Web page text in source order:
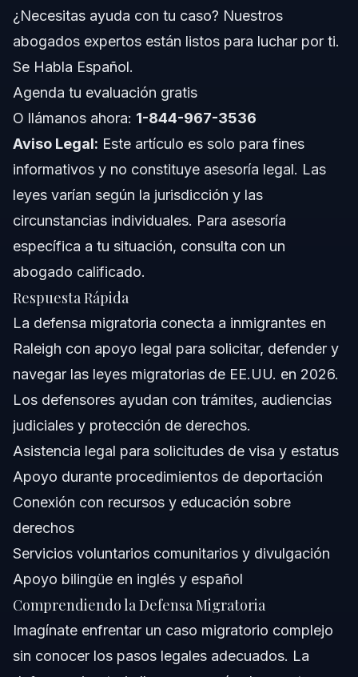
Costos y Tarifas: Qué Influye en el Precio de tu
Defensa Migratoria
Notas para Carolina del Norte, Florida y Todo el
País
Notas sobre Carolina del Norte
Conceptos Nacionales (Solo General)
Cuándo Llamar a un Abogado Ya
Sobre Vasquez Law Firm
Confianza y Experiencia del Abogado
Preguntas Frecuentes
¿Puedo simplemente llamar a ICE para denunciar a
¿Cuáles son algunos grupos de defensa de inmigrantes
en Raleigh?
mí?
¿Qué derechos tienen los inmigrantes durante los
¿Pueden los defensores de inmigración ayudar con la
defensa contra la deportación?
¿Qué debo preparar antes de reunirme con un defensor
Fuentes y Referencias
¿Necesitas ayuda con tu caso? Nuestros
abogados expertos están listos para luchar por ti.
Se Habla Español.
Agenda tu evaluación gratis
O llámanos ahora: 1-844-967-3536
Aviso Legal: Este artículo es solo para fines
informativos y no constituye asesoría legal. Las
leyes varían según la jurisdicción y las
circunstancias individuales. Para asesoría
específica a tu situación, consulta con un
abogado calificado.
Respuesta Rápida
La defensa migratoria conecta a inmigrantes en
Raleigh con apoyo legal para solicitar, defender y
navegar las leyes migratorias de EE.UU. en 2026.
Los defensores ayudan con trámites, audiencias
judiciales y protección de derechos.
Asistencia legal para solicitudes de visa y estatus
Apoyo durante procedimientos de deportación
Conexión con recursos y educación sobre
derechos
Servicios voluntarios comunitarios y divulgación
Apoyo bilingüe en inglés y español
Comprendiendo la Defensa Migratoria
Imagínate enfrentar un caso migratorio complejo
sin conocer los pasos legales adecuados. La